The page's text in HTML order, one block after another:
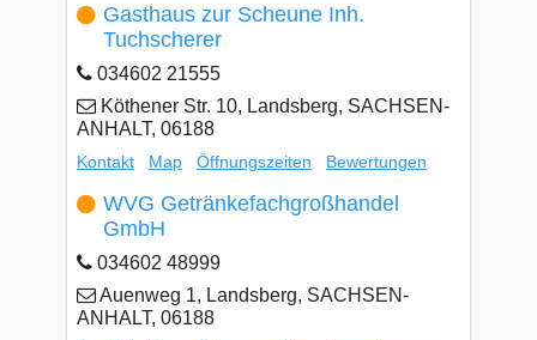
Gasthaus zur Scheune Inh.
Tuchscherer
034602 21555
Köthener Str. 10, Landsberg, SACHSEN-
ANHALT, 06188
Kontakt Map Öffnungszeiten Bewertungen
WVG Getränkefachgroßhandel
GmbH
034602 48999
Auenweg 1, Landsberg, SACHSEN-
ANHALT, 06188